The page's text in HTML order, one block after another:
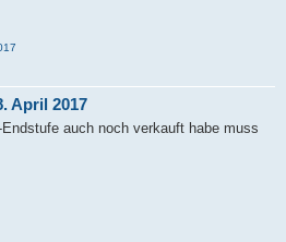
April 2017
auch noch verkauft habe muss